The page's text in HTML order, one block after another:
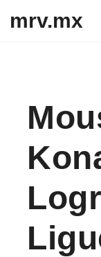
mrv.mx